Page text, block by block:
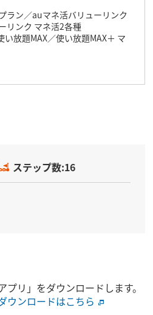
ラン／auマネ活バリューリンク
リンク マネ活2各種
い放題MAX／使い放題MAX＋ マ
auマネ活プラン各種
auデータMAXプラン各種
ステップ数:16
リ」をダウンロードします。
ウンロードはこちら